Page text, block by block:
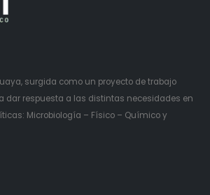
surgida como un proyecto de trabajo
dar respuesta a las distintas necesidades en
Microbiología – Físico – Químico y